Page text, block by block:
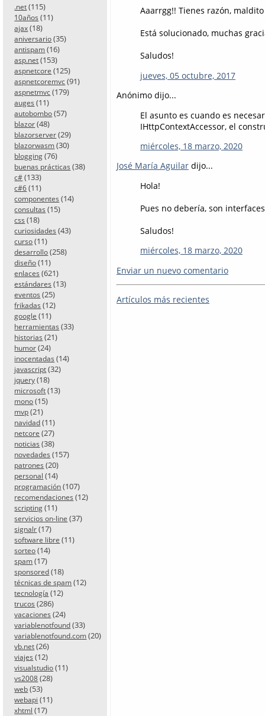
.net (115)
10años (11)
ajax (18)
aniversario (35)
antispam (16)
asp.net (153)
aspnetcore (125)
aspnetcoremvc (91)
aspnetmvc (179)
auges (11)
autobombo (57)
blazor (48)
blazorserver (29)
blazorwasm (30)
blogging (76)
buenas prácticas (38)
c# (133)
c#6 (11)
componentes (14)
consultas (15)
css (18)
curiosidades (43)
curso (11)
desarrollo (258)
diseño (11)
enlaces (621)
estándares (13)
eventos (25)
frikadas (12)
google (11)
herramientas (33)
historias (21)
humor (24)
inocentadas (14)
javascript (32)
jquery (18)
microsoft (13)
mono (15)
mvp (21)
navidad (11)
netcore (27)
noticias (38)
novedades (157)
patrones (20)
personal (14)
programación (107)
recomendaciones (12)
scripting (11)
servicios on-line (37)
signalr (17)
software libre (11)
sorteo (14)
spam (17)
sponsored (18)
técnicas de spam (12)
tecnología (12)
trucos (286)
vacaciones (24)
variablenotfound (33)
variablenotfound.com (20)
vb.net (26)
viajes (12)
visualstudio (11)
vs2008 (28)
web (53)
webapi (11)
xhtml (17)
Aaarrgg!! Tienes razón,
Está solucionado, muchas
Saludos!
jueves, 05 octubre, 2017
Anónimo dijo...
El asunto es cuando es
IHttpContextAccessor, el
miércoles, 18 marzo, 2020
José María Aguilar dijo...
Hola!
Pues no debería, son
Saludos!
miércoles, 18 marzo, 2020
Enviar un nuevo comentario
Artículos más recientes